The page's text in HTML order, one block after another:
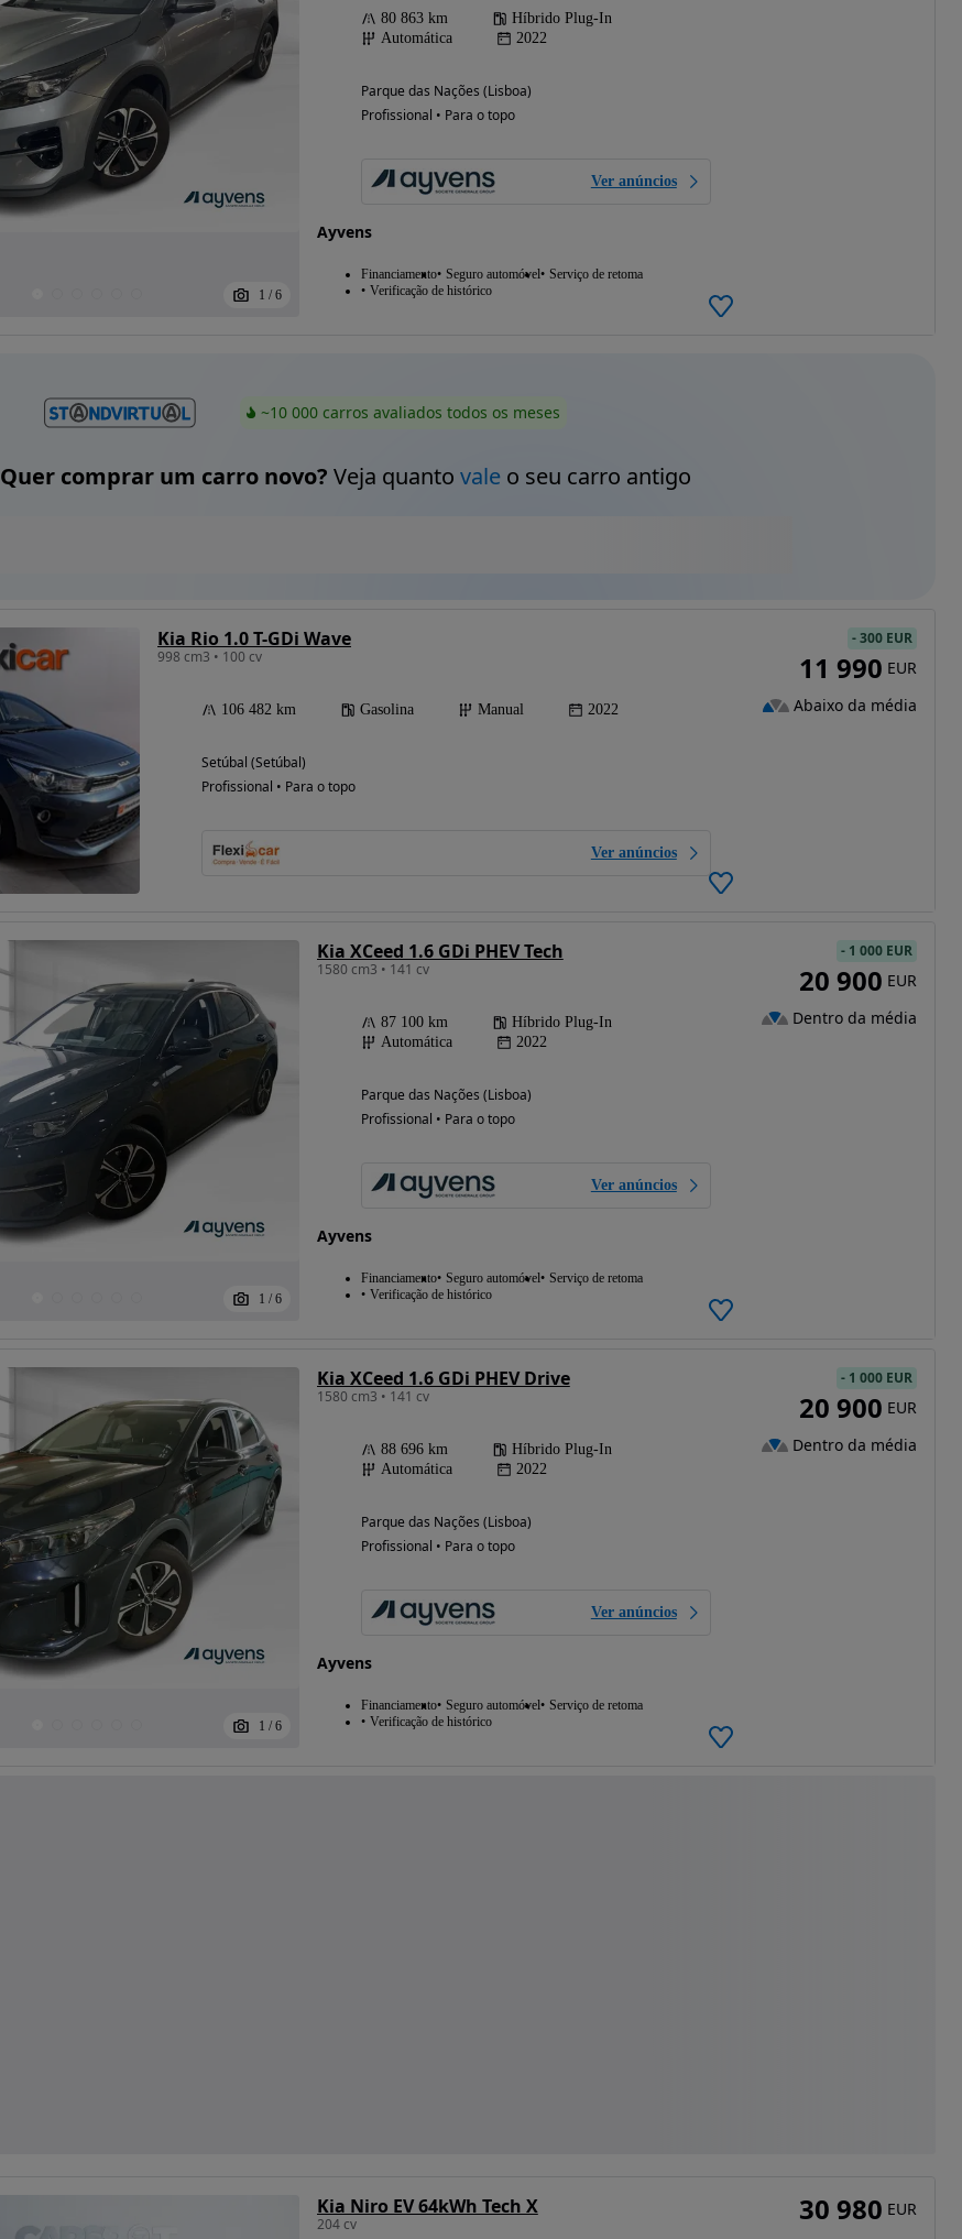
1 / 6
80 863 km
Híbrido Plug-In
Automática
2022
Parque das Nações (Lisboa)
Profissional • Para o topo
Ver anúncios
Ayvens
Financiamento Seguro automóvel Serviço de retoma
Verificação de histórico
~10 000 carros avaliados todos os meses
Quer comprar um carro novo? Veja quanto valeo seu carro antigo
Kia Rio 1.0 T-GDi Wave
998 cm3 • 100 cv
106 482 km Gasolina Manual 2022
Setúbal (Setúbal)
Profissional • Para o topo
Ver anúncios
-300 EUR
11 990 EUR
Abaixo da média
1 / 6
Kia XCeed 1.6 GDi PHEV Tech
1580 cm3 • 141 cv
87 100 km
Híbrido Plug-In
Automática
2022
Parque das Nações (Lisboa)
Profissional • Para o topo
Ver anúncios
Ayvens
Financiamento Seguro automóvel
Serviço de retoma
Verificação de histórico
- 1 000 EUR
20 900 EUR
Dentro da média
1 / 6
Kia XCeed 1.6 GDi PHEV Drive
1580 cm3 • 141 cv
88 696 km
Híbrido Plug-In
Automática
2022
Parque das Nações (Lisboa)
Profissional • Para o topo
Ver anúncios
Ayvens
Financiamento Seguro automóvel
Serviço de retoma
Verificação de histórico
- 1 000 EUR
20 900 EUR
Dentro da média
Kia Niro EV 64kWh Tech X
204 cv 30 980 EUR